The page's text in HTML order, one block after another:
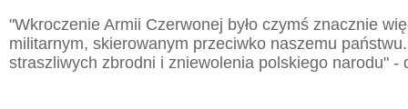
"Wkroczenie Armii Czerwonej było czymś znacznie
militarnym, skierowanym przeciwko naszemu
straszliwych zbrodni i zniewolenia polskiego narodu" -